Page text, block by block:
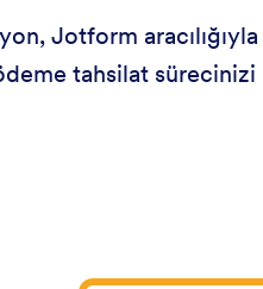
Jotform aracılığıyla
tahsilat sürecinizi